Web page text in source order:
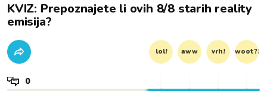
KVIZ: Prepoznajete li ovih 8/8 starih reality
emisija?
lol! aww vrh! woot?!
0